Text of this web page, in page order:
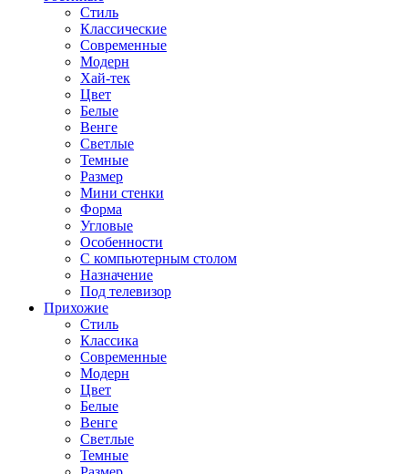
Стиль
Классические
Современные
Модерн
Хай-тек
Цвет
Белые
Венге
Светлые
Темные
Размер
Мини стенки
Форма
Угловые
Особенности
С компьютерным столом
Назначение
Под телевизор
Прихожие
Стиль
Классика
Современные
Модерн
Цвет
Белые
Венге
Светлые
Темные